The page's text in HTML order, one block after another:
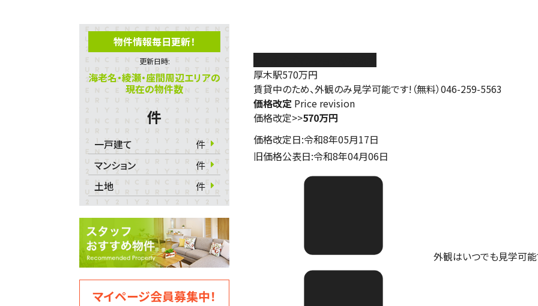
物件情報毎日更新！
更新日時:
海老名・綾瀬・座間周辺エリアの
現在の物件数
件
一戸建て
件
マンション
件
土地
件
マイページ会員募集中！
厚木駅570万円
賃貸中のため、外観のみ見学可能です!（無料）046-259-5563
価格改定 Price revision
価格改定>>570万円
価格改定日:令和8年05月17日
旧価格公表日:令和8年04月06日
外観はいつでも見学可能